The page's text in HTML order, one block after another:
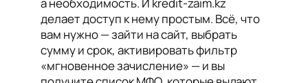
делает доступ к нему простым. Всё, что
вам нужно — зайти на сайт, выбрать
сумму и срок, активировать фильтр
«мгновенное зачисление» — и вы